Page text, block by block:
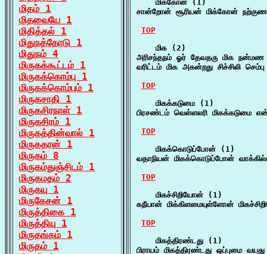
மிதம் 1
மிதவையே 1
மிதித்தல் 1
மிதுநத்தோடு 1
மிதுநம் 4
மிருகக்கூட்டம் 1
மிருகக்கொம்பு 1
மிருகக்கொம்பும் 1
மிருகசாதி 1
மிருகசிரநாள் 1
மிருகசிரம் 1
மிருகத்தின்வால் 1
மிருகதரன் 1
மிருகம் 8
மிருகம்துஞ்சிடம் 1
மிருகமதம் 2
மிருகயு 1
மிருகேசன் 1
மிருத்திகை 1
மிருத்தியு 1
மிருதங்கம் 1
மிருதம் 1
    மிக்கோன் (1)
சான்றோன் சூரியன் மிக்கோன்
TOP
    மிக (2)
அரிசந்தநம் ஓர் தேவதரு மிக
வரிட்டம் மிக அகன்றது சிச்சிலி
TOP
    மிகக்கடுமை (1)
பிரசண்டம் வெள்ளலரி மிகக்கடுமை
TOP
    மிகக்கொடுப்போன் (1)
வதாநியன் மிகக்கொடுப்போன்
TOP
    மிகச்சிறியோன் (1)
கநீயான் மிக்கிளமையுள்ளோன்
TOP
    மிகத்திரண்டது (1)
பிராயம் மிகத்திரண்டது ஒப்புமை